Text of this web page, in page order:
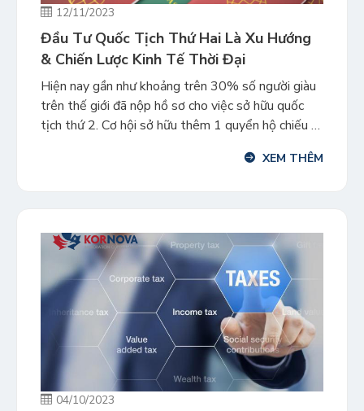
12/11/2023
Đầu Tư Quốc Tịch Thứ Hai Là Xu Hướng
& Chiến Lược Kinh Tế Thời Đại
Hiện nay gần như khoảng trên 30% số người giàu
trên thế giới đã nộp hồ sơ cho việc sở hữu quốc
tịch thứ 2. Cơ hội sở hữu thêm 1 quyển hộ chiếu /
khối trung lưu khi có những chương trình […]XEM THÊM
04/10/2023